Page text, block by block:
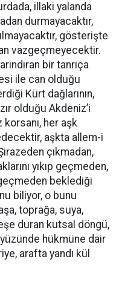
illaki yalanda
durmayacaktır,
gösterişte
vazgeçmeyecektir.
bir tanrıça
ile can olduğu
Kürt dağlarının,
olduğu Akdeniz’i
her aşk
aşkta allem-i
çıkmadan,
yıkıp geçmeden,
beklediği
biliyor, o bunu
toprağa, suya,
duran kutsal döngü,
hükmüne dair
arafta yandı kül